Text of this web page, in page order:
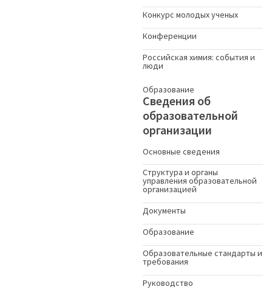
Конкурс молодых ученыx
Конференции
Российская химия: события и
люди
Образование
Сведения об
образовательной
организации
Основные сведения
Структура и органы
управления образовательной
организацией
Документы
Образование
Образовательные стандарты и
требования
Руководство